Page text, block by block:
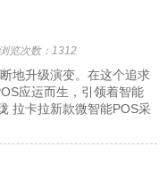
浏览次数：1312
地升级演变。在这个追求
应运而生，引领着智能
拉卡拉新款微智能POS采